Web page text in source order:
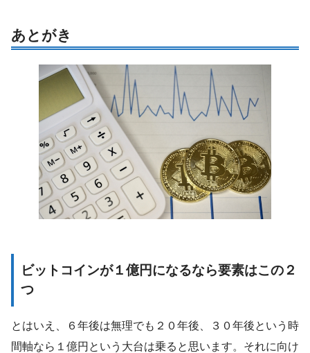
あとがき
ビットコインが１億円になるなら要素はこの２
つ
とはいえ、６年後は無理でも２０年後、３０年後という時
間軸なら１億円という大台は乗ると思います。それに向け